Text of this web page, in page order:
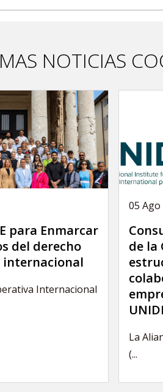
NOTICIAS
para Enmarcar
del derecho
Internacional
05 Ago
de la
La
(...